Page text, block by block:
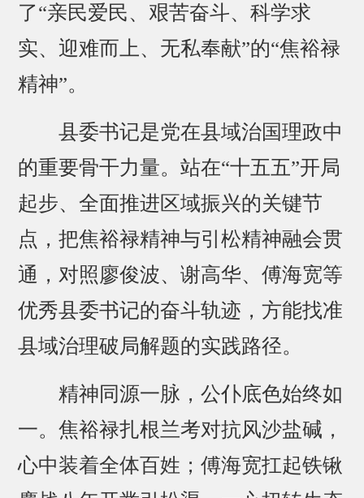
了“亲民爱民、艰苦奋斗、科学求
实、迎难而上、无私奉献”的“焦裕禄
精神”。
县委书记是党在县域治国理政中
的重要骨干力量。站在“十五五”开局
起步、全面推进区域振兴的关键节
点，把焦裕禄精神与引松精神融会贯
通，对照廖俊波、谢高华、傅海宽等
优秀县委书记的奋斗轨迹，方能找准
县域治理破局解题的实践路径。
精神同源一脉，公仆底色始终如
一。焦裕禄扎根兰考对抗风沙盐碱，
心中装着全体百姓；傅海宽扛起铁锹